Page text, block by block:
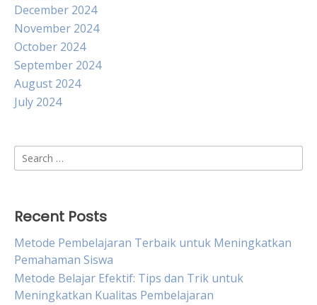
December 2024
November 2024
October 2024
September 2024
August 2024
July 2024
Search
for:
Recent Posts
Metode Pembelajaran Terbaik untuk Meningkatkan
Pemahaman Siswa
Metode Belajar Efektif: Tips dan Trik untuk
Meningkatkan Kualitas Pembelajaran